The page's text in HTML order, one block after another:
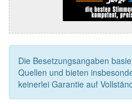
Die Besetzungsangaben
Quellen und bieten
keinerlei Garantie auf